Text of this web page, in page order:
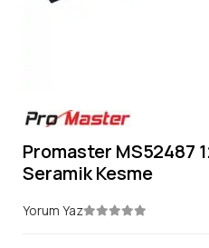
Promaster MS52487
Seramik Kesme
Yorum Yaz